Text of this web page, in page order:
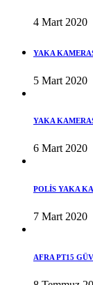
4 Mart 2020
YAKA
5 Mart 2020
YAKA
6 Mart 2020
POLİS YAKA
7 Mart 2020
AFRA PT15